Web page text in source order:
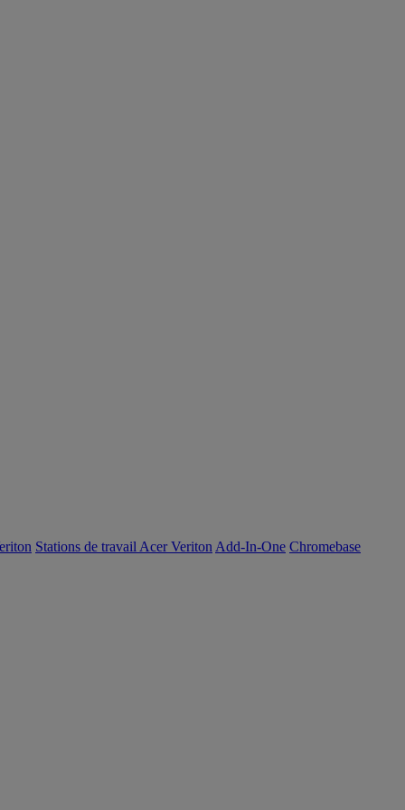
Stations de travail Acer Veriton Add-In-One Chromebase